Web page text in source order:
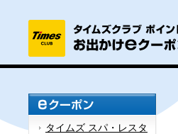
タイムズ スパ・レスタ